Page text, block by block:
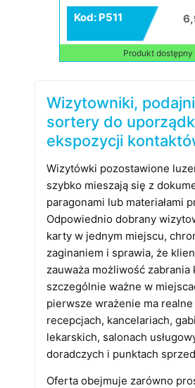
Kod: P511
Produkt dostępny
Wizytowniki,
sortery do
ekspozycji
Wizytówki pozostawione
szybko mieszają się z
paragonami lub materiałami
Odpowiednio dobrany
karty w jednym miejscu,
zaginaniem i sprawia, że
zauważa możliwość zabrania
szczególnie ważne w
pierwsze wrażenie ma
recepcjach, kancelariach,
lekarskich, salonach
doradczych i punktach
Oferta obejmuje zarówno